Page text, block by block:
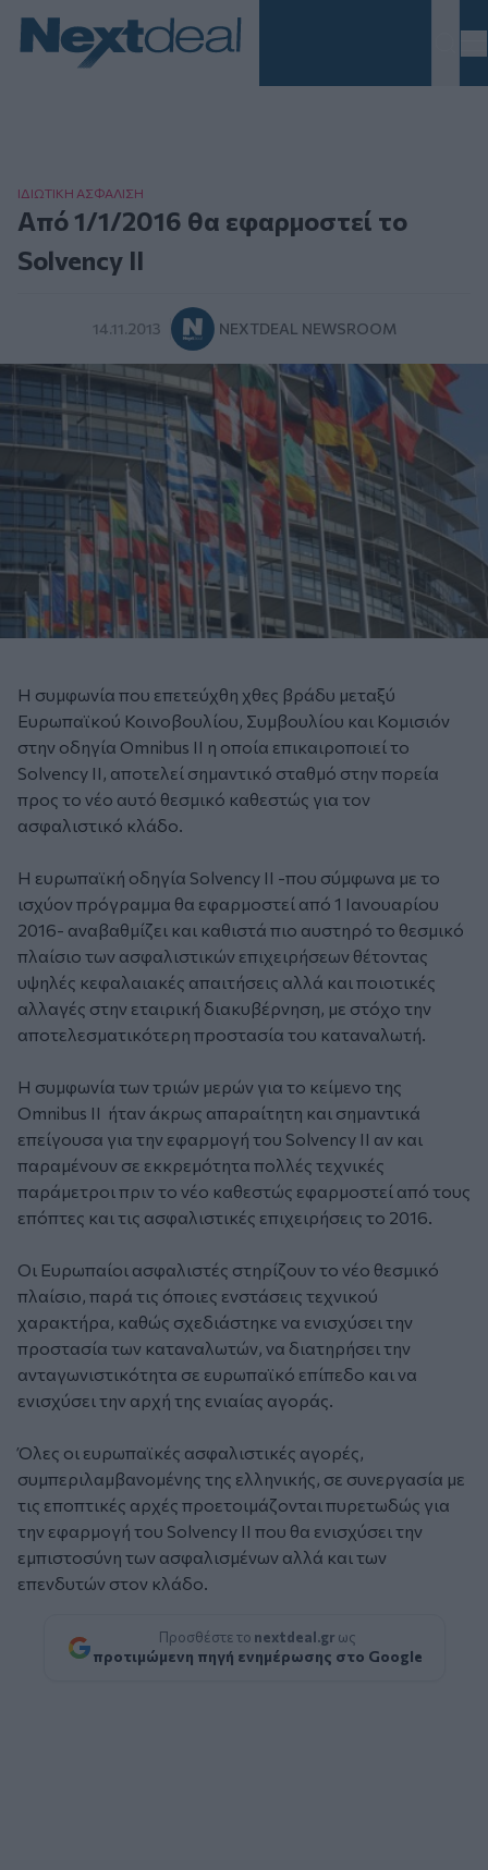
ΙΔΙΩΤΙΚΗ ΑΣΦAΛΙΣΗ
Από 1/1/2016 θα εφαρμοστεί το
Solvency II
14.11.2013 NEXTDEAL NEWSROOM
Η συμφωνία που επετεύχθη χθες βράδυ μεταξύ
Ευρωπαϊκού Κοινοβουλίου, Συμβουλίου και Κομισιόν
στην οδηγία Omnibus II η οποία επικαιροποιεί το
Solvency II, αποτελεί σημαντικό σταθμό στην πορεία
προς το νέο αυτό θεσμικό καθεστώς για τον
ασφαλιστικό κλάδο.
Η ευρωπαϊκή οδηγία Solvency II -που σύμφωνα με το
ισχύον πρόγραμμα θα εφαρμοστεί από 1 Ιανουαρίου
2016- αναβαθμίζει και καθιστά πιο αυστηρό το θεσμικό
πλαίσιο των ασφαλιστικών επιχειρήσεων θέτοντας
υψηλές κεφαλαιακές απαιτήσεις αλλά και ποιοτικές
αλλαγές στην εταιρική διακυβέρνηση, με στόχο την
αποτελεσματικότερη προστασία του καταναλωτή.
Η συμφωνία των τριών μερών για το κείμενο της
Omnibus II ήταν άκρως απαραίτητη και σημαντικά
επείγουσα για την εφαρμογή του Solvency II αν και
παραμένουν σε εκκρεμότητα πολλές τεχνικές
παράμετροι πριν το νέο καθεστώς εφαρμοστεί από τους
επόπτες και τις ασφαλιστικές επιχειρήσεις το 2016.
Οι Ευρωπαίοι ασφαλιστές στηρίζουν το νέο θεσμικό
πλαίσιο, παρά τις όποιες ενστάσεις τεχνικού
χαρακτήρα, καθώς σχεδιάστηκε να ενισχύσει την
προστασία των καταναλωτών, να διατηρήσει την
ανταγωνιστικότητα σε ευρωπαϊκό επίπεδο και να
ενισχύσει την αρχή της ενιαίας αγοράς.
Όλες οι ευρωπαϊκές ασφαλιστικές αγορές,
συμπεριλαμβανομένης της ελληνικής, σε συνεργασία με
τις εποπτικές αρχές προετοιμάζονται πυρετωδώς για
την εφαρμογή του Solvency II που θα ενισχύσει την
εμπιστοσύνη των ασφαλισμένων αλλά και των
επενδυτών στον κλάδο.
Προσθέστε το nextdeal.gr ως
προτιμώμενη πηγή ενημέρωσης στο Google